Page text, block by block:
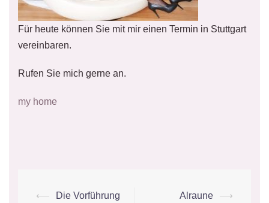
Für heute können Sie mit mir einen Termin in Stuttgart
vereinbaren.
Rufen Sie mich gerne an.
my home
Beitrags-
⟵ Die Vorführung Alraune ⟶